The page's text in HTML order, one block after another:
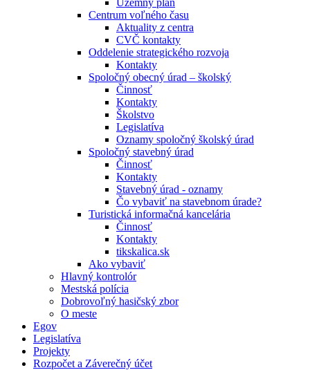
Územný plán
Centrum voľného času
Aktuality z centra
CVČ kontakty
Oddelenie strategického rozvoja
Kontakty
Spoločný obecný úrad – školský
Činnosť
Kontakty
Školstvo
Legislatíva
Oznamy spoločný školský úrad
Spoločný stavebný úrad
Činnosť
Kontakty
Stavebný úrad - oznamy
Čo vybaviť na stavebnom úrade?
Turistická informačná kancelária
Činnosť
Kontakty
tikskalica.sk
Ako vybaviť
Hlavný kontrolór
Mestská polícia
Dobrovoľný hasičský zbor
O meste
Egov
Legislatíva
Projekty
Rozpočet a Záverečný účet